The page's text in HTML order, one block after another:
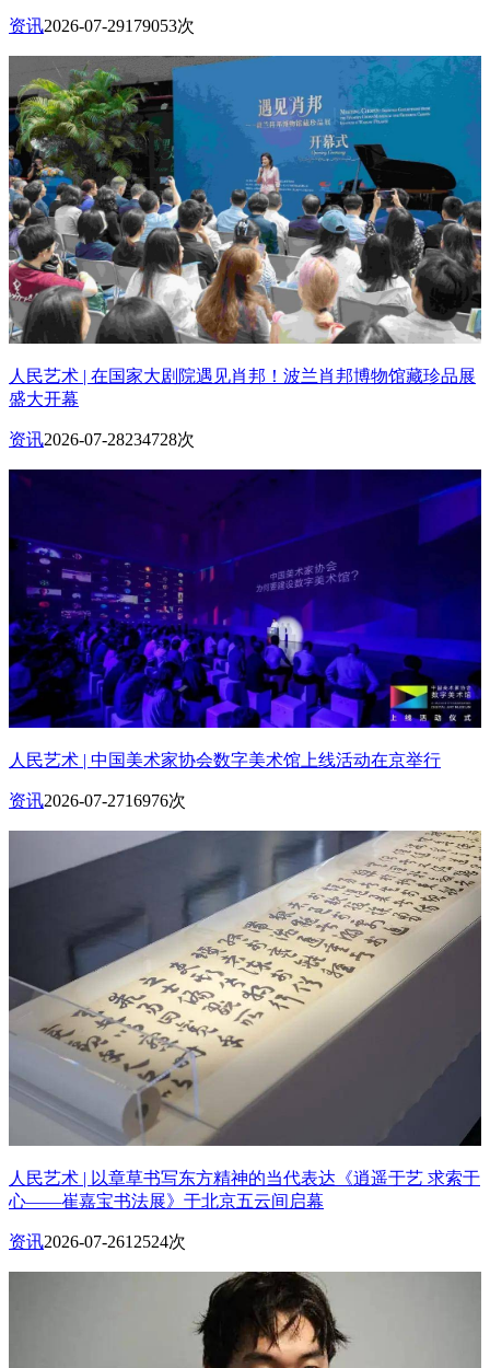
资讯2026-07-29179053次
人民艺术 | 在国家大剧院遇见肖邦！波兰肖邦博物馆藏珍品展
盛大开幕
资讯2026-07-28234728次
人民艺术 | 中国美术家协会数字美术馆上线活动在京举行
资讯2026-07-2716976次
人民艺术 | 以章草书写东方精神的当代表达《逍遥于艺 求索于
心——崔嘉宝书法展》于北京五云间启幕
资讯2026-07-2612524次